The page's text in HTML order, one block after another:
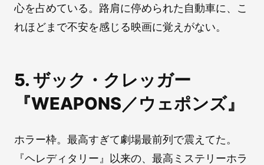
心を占めている。路肩に停められた自動車に、こ
れほどまで不安を感じる映画に覚えがない。
5. ザック・クレッガー
『WEAPONS／ウェポンズ』
ホラー枠。最高すぎて劇場最前列で震えてた。
『ヘレディタリー』以来の、最高ミステリーホラ